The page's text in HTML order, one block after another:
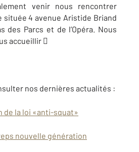
venir nous rencontrer
située 4 avenue Aristide Briand
des Parcs et de l’Opéra. Nous
accueillir 
nos dernières actualités :
de la loi «anti-squat»
nouvelle génération